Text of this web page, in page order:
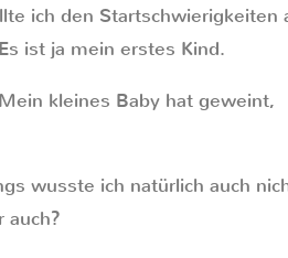
ich den Startschwierigkeiten
ist ja mein erstes Kind.
kleines Baby hat geweint,
wusste ich natürlich auch
auch?